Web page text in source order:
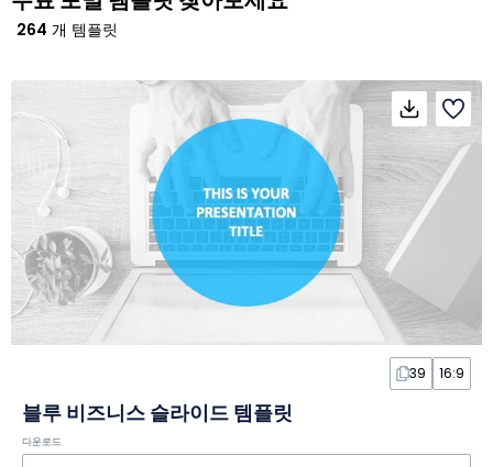
264 개 템플릿
39 16:9
블루 비즈니스 슬라이드 템플릿
다운로드